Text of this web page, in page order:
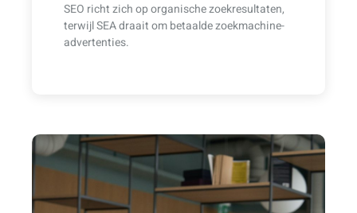
SEO richt zich op organische zoekresultaten,
terwijl SEA draait om betaalde zoekmachine-
advertenties.